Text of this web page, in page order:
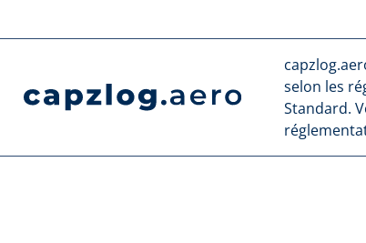
selon les
Standard.